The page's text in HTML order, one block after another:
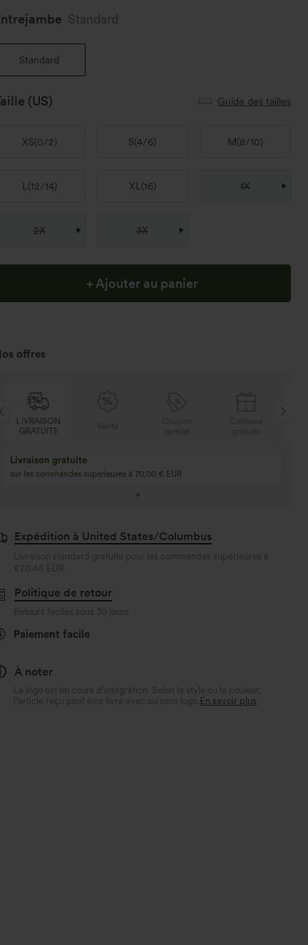
Standard
Standard
(US) Guide des tailles
XS(0/2) S(4/6) M(8/10)
L (12/14) XL (16) 1X
2X 3X
+ Ajouter au panier
offres
LIVRAISON
GRATUITE
Livraison gratuite
sur les commandes supérieures à 70,00 € EUR
Expédition à United States/Columbus
Livraison standard gratuite pour les commandes supérieures à
€70,46 EUR
Politique de retour
Retours faciles sous 30 jours
Paiement facile
À noter
Le logo est en cours d’intégration. Selon le style ou la couleur,
l’article reçu peut être livré avec ou sans logo. En savoir plus